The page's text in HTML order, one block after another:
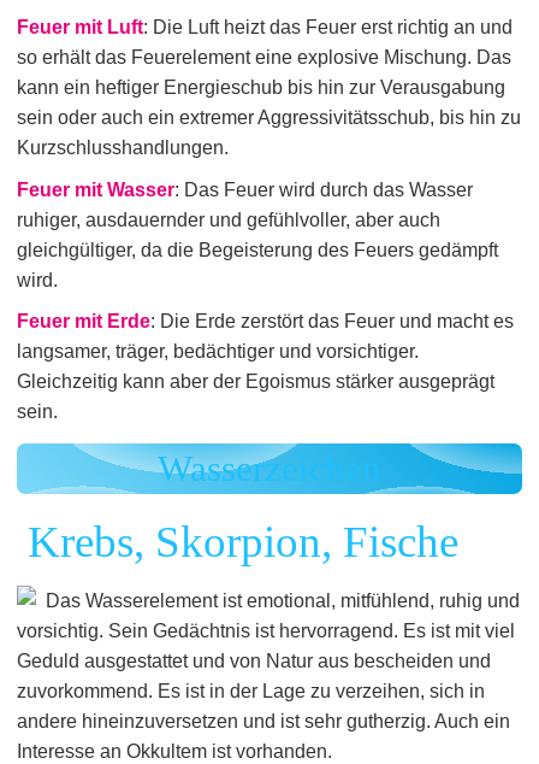
Feuer mit Luft: Die Luft heizt das Feuer erst richtig an und
so erhält das Feuerelement eine explosive Mischung. Das
kann ein heftiger Energieschub bis hin zur Verausgabung
sein oder auch ein extremer Aggressivitätsschub, bis hin zu
Kurzschlusshandlungen.
Feuer mit Wasser: Das Feuer wird durch das Wasser
ruhiger, ausdauernder und gefühlvoller, aber auch
gleichgültiger, da die Begeisterung des Feuers gedämpft
wird.
Feuer mit Erde: Die Erde zerstört das Feuer und macht es
langsamer, träger, bedächtiger und vorsichtiger.
Gleichzeitig kann aber der Egoismus stärker ausgeprägt
sein.
Wasserzeichen
Krebs, Skorpion, Fische
Das Wasserelement ist emotional, mitfühlend, ruhig und
vorsichtig. Sein Gedächtnis ist hervorragend. Es ist mit viel
Geduld ausgestattet und von Natur aus bescheiden und
zuvorkommend. Es ist in der Lage zu verzeihen, sich in
andere hineinzuversetzen und ist sehr gutherzig. Auch ein
Interesse an Okkultem ist vorhanden.